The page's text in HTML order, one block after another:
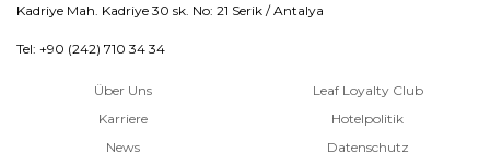
Kadriye Mah. Kadriye 30 sk. No: 21 Serik / Antalya
Tel: +90 (242) 710 34 34
Über Uns
Karriere
News
Leaf Loyalty Club
Hotelpolitik
Datenschutz